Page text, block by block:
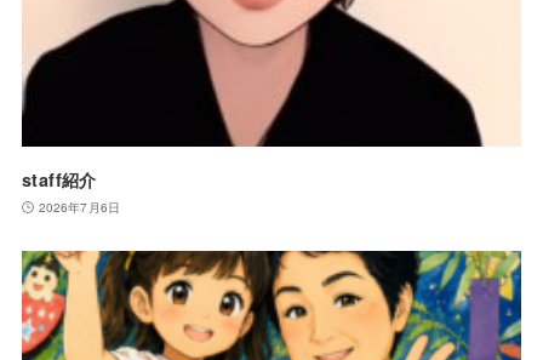
staff紹介
2026年7月6日